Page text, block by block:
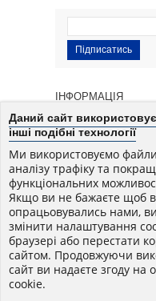
Підписатись
ІНФОРМАЦІЯ
ЧОМУ ВАРТО
МІЙ АКАУНТ
НАША АДРЕСА
© Усі права на сайт -
Розробка -
Даний сайт
інші подібні технології
Ми використовуємо
аналізу трафіку та
функціональних
Якщо ви не бажаєте щоб
опрацьовувались нами,
змінити налаштування
браузері або перестати
сайтом. Продовжуючи
сайт ви надаєте згоду на
cookie.